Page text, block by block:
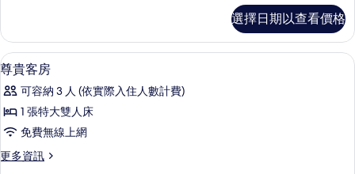
的
所
有
相
片
德
套
房
的
詳
情
選擇日期以查看價格
顯
示
尊
貴
客
房
尊貴客房 | 起居區 | 42-吋 LCD 液晶電
5
尊貴客房
可容納 3 人 (依實際入住人數計費)
1 張特大雙人床
免費無線上網
更多資訊
更